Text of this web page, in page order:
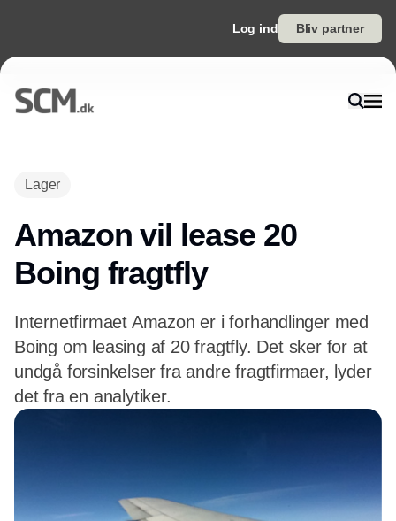
Log ind Bliv partner
Lager
Amazon vil lease 20
Boing fragtfly
Internetfirmaet Amazon er i forhandlinger med
Boing om leasing af 20 fragtfly. Det sker for at
undgå forsinkelser fra andre fragtfirmaer, lyder
det fra en analytiker.